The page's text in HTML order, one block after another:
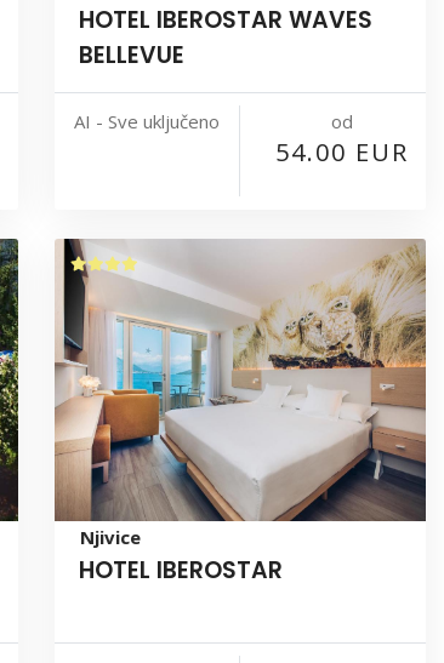
HOTEL IBEROSTAR WAVES
BELLEVUE
AI - Sve uključeno od
54.00 EUR
Njivice
HOTEL IBEROSTAR